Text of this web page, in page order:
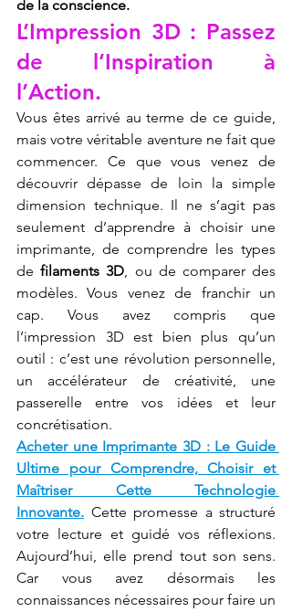
de la conscience.
L’Impression 3D : Passez
de l’Inspiration à
l’Action.
Vous êtes arrivé au terme de ce guide,
mais votre véritable aventure ne fait que
commencer. Ce que vous venez de
découvrir dépasse de loin la simple
dimension technique. Il ne s’agit pas
seulement d’apprendre à choisir une
imprimante, de comprendre les types
de filaments 3D, ou de comparer des
modèles. Vous venez de franchir un
cap. Vous avez compris que
l’impression 3D est bien plus qu’un
outil : c’est une révolution personnelle,
un accélérateur de créativité, une
passerelle entre vos idées et leur
concrétisation.
Acheter une Imprimante 3D : Le Guide
Ultime pour Comprendre, Choisir et
Maîtriser Cette Technologie
Innovante. Cette promesse a structuré
votre lecture et guidé vos réflexions.
Aujourd’hui, elle prend tout son sens.
Car vous avez désormais les
connaissances nécessaires pour faire un